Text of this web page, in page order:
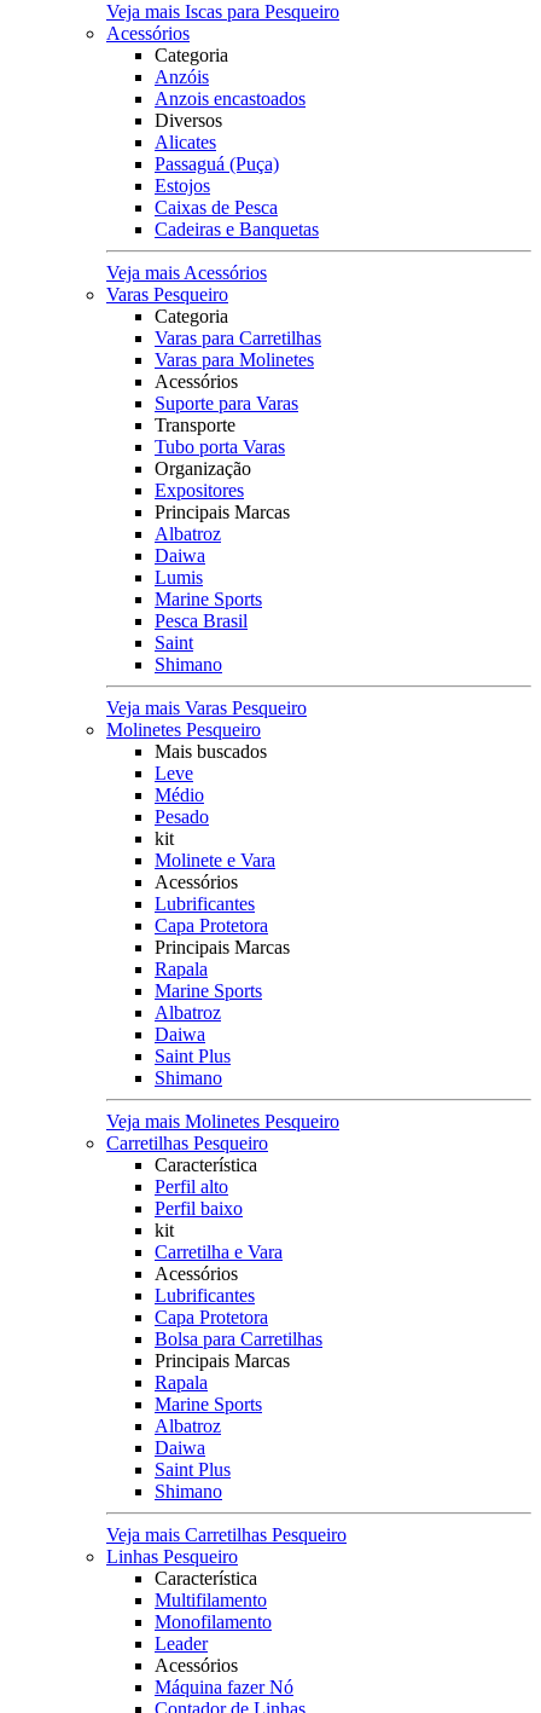
Veja mais Iscas para Pesqueiro
Acessórios
Categoria
Anzóis
Anzois encastoados
Diversos
Alicates
Passaguá (Puça)
Estojos
Caixas de Pesca
Cadeiras e Banquetas
Veja mais Acessórios
Varas Pesqueiro
Categoria
Varas para Carretilhas
Varas para Molinetes
Acessórios
Suporte para Varas
Transporte
Tubo porta Varas
Organização
Expositores
Principais Marcas
Albatroz
Daiwa
Lumis
Marine Sports
Pesca Brasil
Saint
Shimano
Veja mais Varas Pesqueiro
Molinetes Pesqueiro
Mais buscados
Leve
Médio
Pesado
kit
Molinete e Vara
Acessórios
Lubrificantes
Capa Protetora
Principais Marcas
Rapala
Marine Sports
Albatroz
Daiwa
Saint Plus
Shimano
Veja mais Molinetes Pesqueiro
Carretilhas Pesqueiro
Característica
Perfil alto
Perfil baixo
kit
Carretilha e Vara
Acessórios
Lubrificantes
Capa Protetora
Bolsa para Carretilhas
Principais Marcas
Rapala
Marine Sports
Albatroz
Daiwa
Saint Plus
Shimano
Veja mais Carretilhas Pesqueiro
Linhas Pesqueiro
Característica
Multifilamento
Monofilamento
Leader
Acessórios
Máquina fazer Nó
Contador de Linhas